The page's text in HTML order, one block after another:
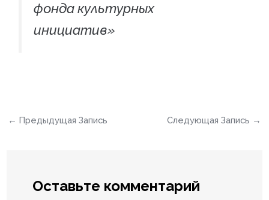
фонда культурных
инициатив»
← Предыдущая Запись Следующая Запись →
Оставьте комментарий